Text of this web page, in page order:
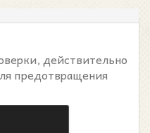
действительно
предотвращения